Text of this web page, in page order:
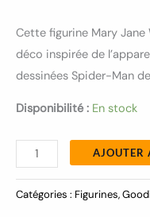
Cette figurine Mary Jane
déco inspirée de
dessinées Spider-Man
Disponibilité : En stock
AJOUTER
Catégories : Figurines,